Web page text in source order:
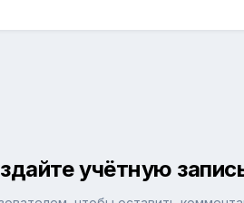
учётную